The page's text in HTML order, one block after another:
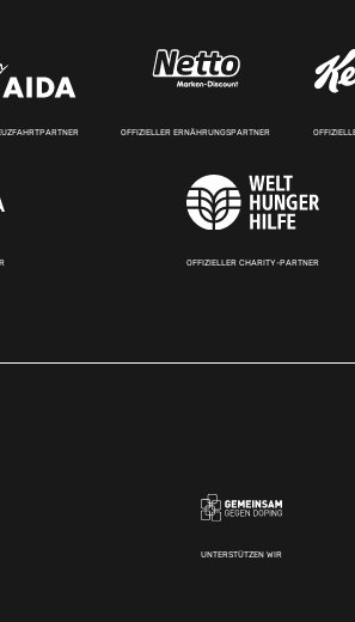
OFFIZIELLER ERNÄHRUNGSPARTNER
OFFIZIELLER CHARITY-PARTNER
UNTERSTÜTZEN WIR